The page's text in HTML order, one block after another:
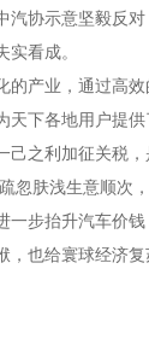
汽协示意坚毅反
看成。
产业，通过高效
天下各地用户提
己之利加征关税
忽肤浅生意顺次
一步抬升汽车价
也给寰球经济复